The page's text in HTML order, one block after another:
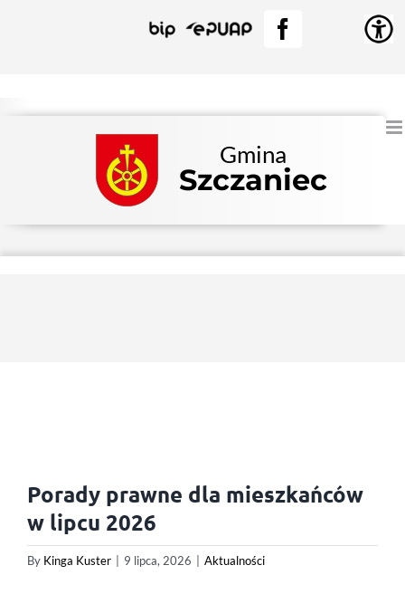
BIP EPUAPFacebook
Gmina
Szczaniec
Porady prawne dla mieszkańców
w lipcu 2026
By Kinga Kuster 9 lipca, 2026 Aktualności